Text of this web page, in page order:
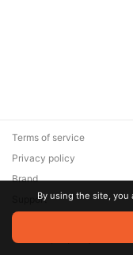
© 2026 Zaya Solutions
are the property of their
Terms of service
Privacy policy
Brand
SupportBy using the site,